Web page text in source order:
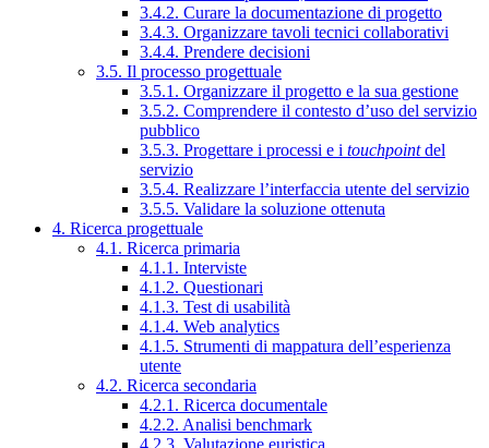
3.4.2. Curare la documentazione di progetto
3.4.3. Organizzare tavoli tecnici collaborativi
3.4.4. Prendere decisioni
3.5. Il processo progettuale
3.5.1. Organizzare il progetto e la sua gestione
3.5.2. Comprendere il contesto d’uso del servizio
pubblico
3.5.3. Progettare i processi e i touchpointdel
servizio
3.5.4. Realizzare l’interfaccia utente del servizio
3.5.5. Validare la soluzione ottenuta
4. Ricerca progettuale
4.1. Ricerca primaria
4.1.1. Interviste
4.1.2. Questionari
4.1.3. Test di usabilità
4.1.4. Web analytics
4.1.5. Strumenti di mappatura dell’esperienza
utente
4.2. Ricerca secondaria
4.2.1. Ricerca documentale
4.2.2. Analisi benchmark
4.2.3. Valutazione euristica